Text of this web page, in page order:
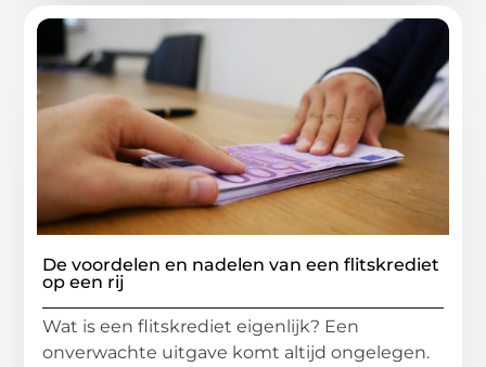
De voordelen en nadelen van een flitskrediet
op een rij
Wat is een flitskrediet eigenlijk? Een
onverwachte uitgave komt altijd ongelegen.